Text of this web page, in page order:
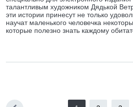
талантливым художником Дядькой
эти истории принесут не только
научат маленького человечка
которые полезно знать каждому